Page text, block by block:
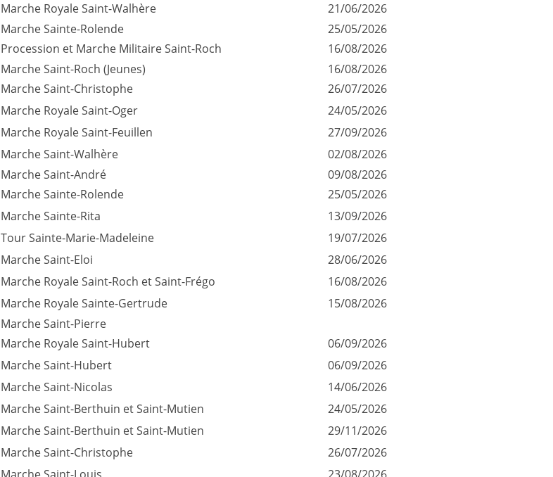
Marche Royale Saint-Walhère
21/06/2026
Marche Sainte-Rolende
25/05/2026
Procession et Marche Militaire Saint-Roch
16/08/2026
Marche Saint-Roch (Jeunes)
16/08/2026
Marche Saint-Christophe
26/07/2026
Marche Royale Saint-Oger
24/05/2026
Marche Royale Saint-Feuillen
27/09/2026
Marche Saint-Walhère
02/08/2026
Marche Saint-André
09/08/2026
Marche Sainte-Rolende
25/05/2026
Marche Sainte-Rita
13/09/2026
Tour Sainte-Marie-Madeleine
19/07/2026
Marche Saint-Eloi
28/06/2026
Marche Royale Saint-Roch et Saint-Frégo
16/08/2026
Marche Royale Sainte-Gertrude
15/08/2026
Marche Saint-Pierre
Marche Royale Saint-Hubert
06/09/2026
Marche Saint-Hubert
06/09/2026
Marche Saint-Nicolas
14/06/2026
Marche Saint-Berthuin et Saint-Mutien
24/05/2026
Marche Saint-Berthuin et Saint-Mutien
29/11/2026
Marche Saint-Christophe
26/07/2026